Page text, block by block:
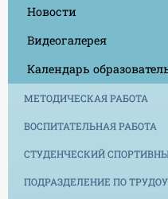
Новости
Видеогалерея
Календарь
МЕТОДИЧЕСКАЯ РАБОТА
ВОСПИТАТЕЛЬНАЯ РАБОТА
СТУДЕНЧЕСКИЙ
ПОДРАЗДЕЛЕНИЕ ПО